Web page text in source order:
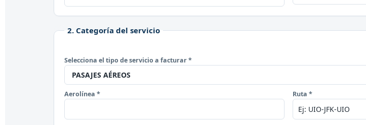
2. Categoría del servicio
Selecciona el tipo de servicio a facturar *
Aerolínea * Ruta *